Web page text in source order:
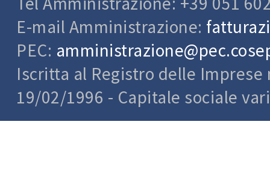
E-mail Amministrazione:
PEC:
Iscritta al Registro delle Imprese
19/02/1996 - Capitale sociale